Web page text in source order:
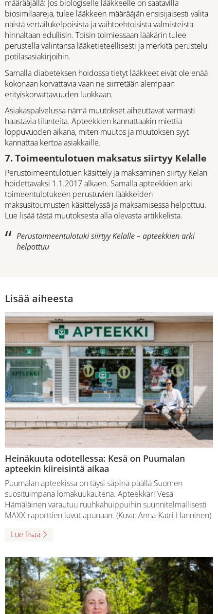
määrääjällä: Jos biologiselle lääkkeelle on saatavilla
biosimilaareja, tulee lääkkeen määrääjän ensisijaisesti valita
näistä vertailukelpoisista ja vaihtoehtoisista valmisteista
hinnaltaan edullisin. Toisin toimiessaan lääkärin tulee
perustella valintansa lääketieteellisesti ja merkitä perustelu
potilasasiakirjoihin.
Samalla diabeteksen hoidossa tietyt lääkkeet eivät ole enää
kokonaan korvattavia vaan ne siirretään alempaan
erityiskorvattavuuden luokkaan.
Asiakaspalvelussa nämä muutokset aiheuttavat varmasti
haastavia tilanteita. Apteekkien kannattaakin miettiä
loppuvuoden aikana, miten muutos ja muutoksen syyt
kannattaa kertoa asiakkaille.
7. Toimeentulotuen maksatus siirtyy Kelalle
Perustoimeentulotuen käsittely ja maksaminen siirtyy Kelan
hoidettavaksi 1.1.2017 alkaen. Samalla apteekkien arki
toimeentulotukeen perustuvien lääkkeiden
maksusitoumusten käsittelyssä ja maksamisessa helpottuu.
Lue lisää tästä muutoksesta alla olevasta artikkelista.
Perustoimeentulotuki siirtyy Kelalle – apteekkien arki
helpottuu
Lisää aiheesta
Heinäkuuta odotellessa: Kesä on Puumalan
apteekin kiireisintä aikaa
Puumalan apteekissa on täysi säpinä päällä Suomen
suosituimpana lomakuukautena. Apteekkari Vesa
Hämäläinen varautuu ruuhkahuippuihin suunnitelmallisesti
MAXX-raporttien luvut apunaan. (Kuva: Anna-Katri Hänninen)
Lue lisää